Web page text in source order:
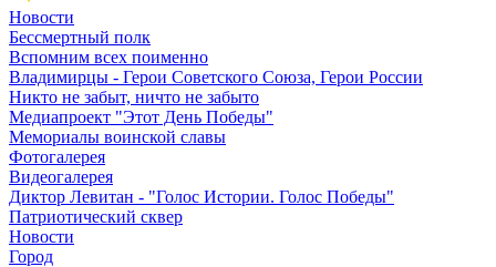
Новости
Бессмертный полк
Вспомним всех поименно
Владимирцы - Герои Советского Союза, Герои России
Никто не забыт, ничто не забыто
Медиапроект "Этот День Победы"
Мемориалы воинской славы
Фотогалерея
Видеогалерея
Диктор Левитан - "Голос Истории. Голос Победы"
Патриотический сквер
Новости
Город